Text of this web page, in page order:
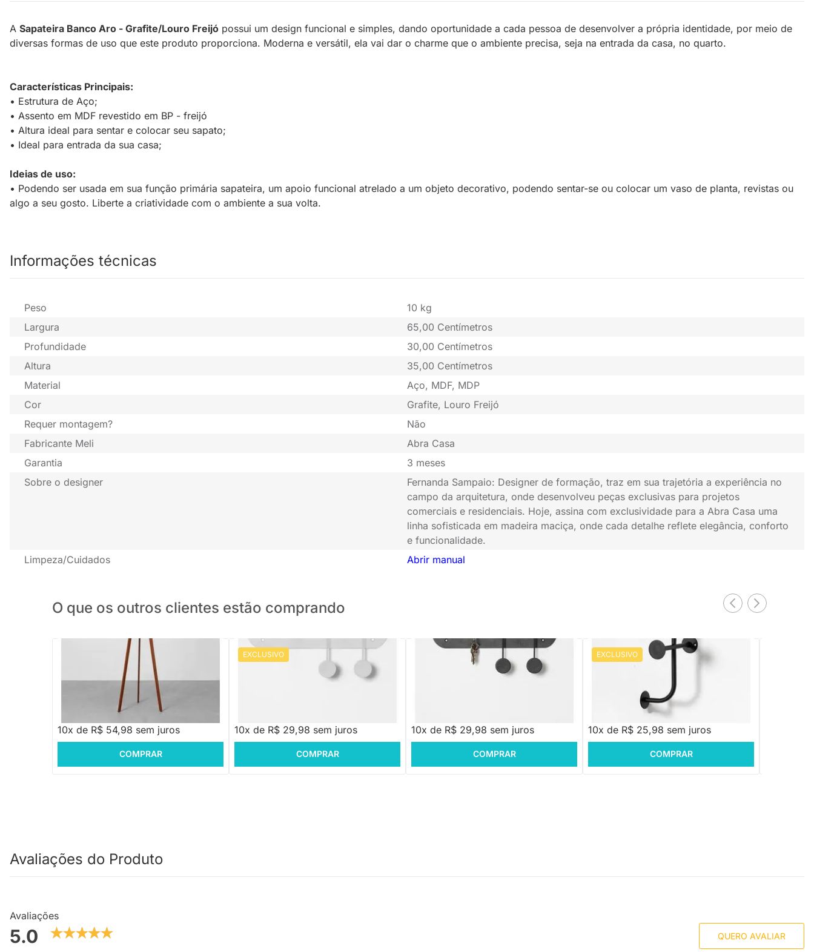
A Sapateira Banco Aro - Grafite/Louro Freijó possui um design funcional e simples, dando oportunidade a cada pessoa de desenvolver a própria identidade, por meio de
diversas formas de uso que este produto proporciona. Moderna e versátil, ela vai dar o charme que o ambiente precisa, seja na entrada da casa, no quarto.
Características Principais:
• Estrutura de Aço;
• Assento em MDF revestido em BP - freijó
• Altura ideal para sentar e colocar seu sapato;
• Ideal para entrada da sua casa;
Ideias de uso:
• Podendo ser usada em sua função primária sapateira, um apoio funcional atrelado a um objeto decorativo, podendo sentar-se ou colocar um vaso de planta, revistas ou
algo a seu gosto. Liberte a criatividade com o ambiente a sua volta.
Informações técnicas
Peso
10 kg
Largura
65,00 Centímetros
Profundidade
30,00 Centímetros
Altura
35,00 Centímetros
Material
Aço, MDF, MDP
Cor
Grafite, Louro Freijó
Requer montagem?
Não
Fabricante Meli
Abra Casa
Garantia
3 meses
Sobre o designer
Fernanda Sampaio: Designer de formação, traz em sua trajetória a experiência no
campo da arquitetura, onde desenvolveu peças exclusivas para projetos
comerciais e residenciais. Hoje, assina com exclusividade para a Abra Casa uma
linha sofisticada em madeira maciça, onde cada detalhe reflete elegância, conforto
e funcionalidade.
Limpeza/Cuidados
Abrir manual
O que os outros clientes estão comprando
PRONTA ENTREGA
Cabideiro De Chão Oni - Preto
10x de R$ 54,98 sem juros
COMPRAR
EXCLUSIVO
Porta Chaves Ping Branco - 40x08x13cm
10x de R$ 29,98 sem juros
COMPRAR
PRONTA ENTREGA
Porta Chaves Ping Preto - 40x08x13cm
10x de R$ 29,98 sem juros
COMPRAR
EXCLUSIVO PRONTA ENTREGA
-23% Economize R$ 80
10x de R$ 25,98 sem juros
COMPRAR
Avaliações do Produto
Avaliações
5.0 QUERO AVALIAR